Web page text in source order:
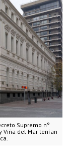
Supremo n°
Viña del Mar tenían